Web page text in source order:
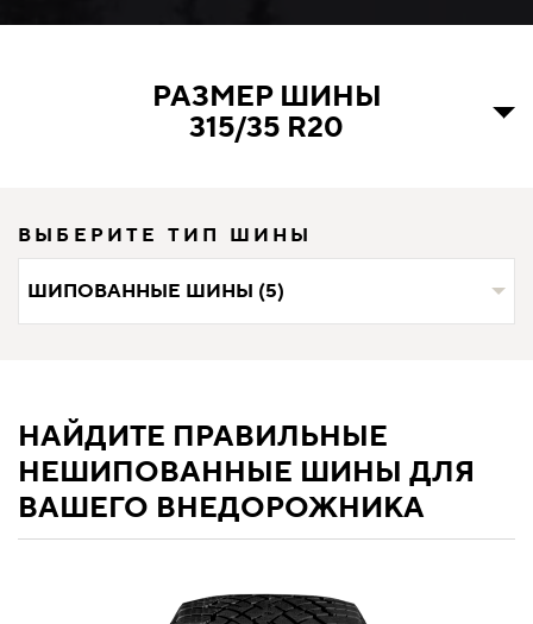
РАЗМЕР ШИНЫ
315/35 R20
ВЫБЕРИТЕ ТИП ШИНЫ
ШИПОВАННЫЕ ШИНЫ (5)
НАЙДИТЕ ПРАВИЛЬНЫЕ
НЕШИПОВАННЫЕ ШИНЫ ДЛЯ
ВАШЕГО ВНЕДОРОЖНИКА